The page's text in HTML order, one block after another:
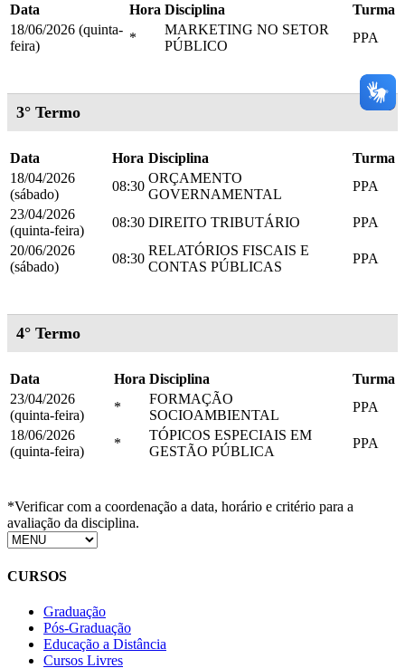
Data Hora Disciplina
Turma
18/06/2026 (quinta-
feira)
*
MARKETING NO SETOR
PÚBLICO
PPA
3° Termo
Data Hora Disciplina
Turma
18/04/2026
(sábado)
08:30
ORÇAMENTO
GOVERNAMENTAL
PPA
23/04/2026
(quinta-feira)
08:30 DIREITO TRIBUTÁRIO
PPA
20/06/2026
(sábado)
08:30
RELATÓRIOS FISCAIS E
CONTAS PÚBLICAS
PPA
4° Termo
Data Hora Disciplina
Turma
23/04/2026
(quinta-feira)
*
FORMAÇÃO
SOCIOAMBIENTAL
PPA
18/06/2026
(quinta-feira)
*
TÓPICOS ESPECIAIS EM
GESTÃO PÚBLICA
PPA
*Verificar com a coordenação a data, horário e critério para a
avaliação da disciplina.
CURSOS
Graduação
Pós-Graduação
Educação a Distância
Cursos Livres